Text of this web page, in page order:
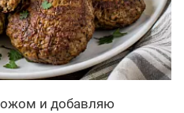
и добавляю